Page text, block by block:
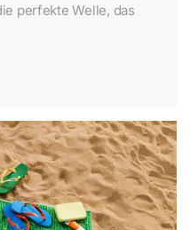
perfekte Welle, das